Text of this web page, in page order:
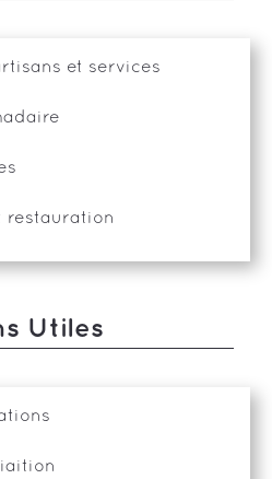
et services
restauration
Utiles